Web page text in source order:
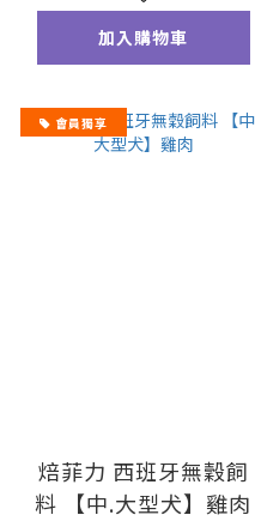
加入購物車
會員獨享
焙菲力 西班牙無穀飼
料 【中.大型犬】雞肉